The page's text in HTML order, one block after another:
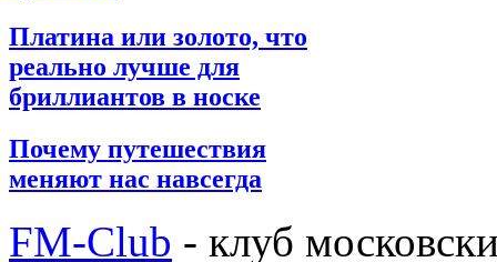
Платина или золото, что
реально лучше для
бриллиантов в носке
Почему путешествия
меняют нас навсегда
FM-Club - клуб